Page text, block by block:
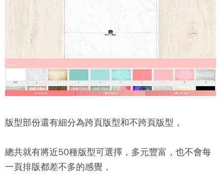
版型部份還有細分為跨頁版型和不跨頁版型，
總共就有將近50種版型可選擇，多元豐富，也不會每
一頁排版都差不多的感覺，